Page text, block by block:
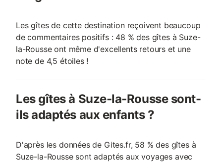
Les gîtes de cette destination reçoivent beaucoup
de commentaires positifs : 48 % des gîtes à Suze-
la-Rousse ont même d'excellents retours et une
note de 4,5 étoiles !
Les gîtes à Suze-la-Rousse sont-
ils adaptés aux enfants ?
D'après les données de Gites.fr, 58 % des gîtes à
Suze-la-Rousse sont adaptés aux voyages avec